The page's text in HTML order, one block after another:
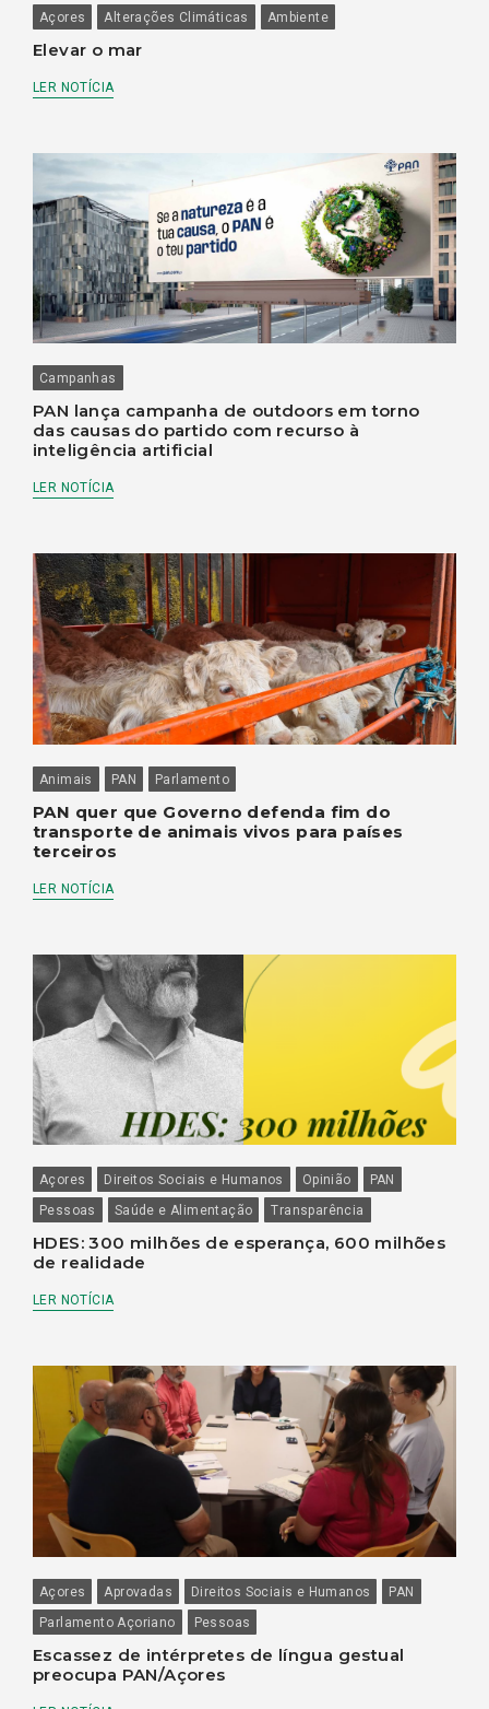
Açores Alterações Climáticas Ambiente
Elevar o mar
LER NOTÍCIA
Campanhas
PAN lança campanha de outdoors em torno
das causas do partido com recurso à
inteligência artificial
LER NOTÍCIA
Animais PAN Parlamento
PAN quer que Governo defenda fim do
transporte de animais vivos para países
terceiros
LER NOTÍCIA
Açores Direitos Sociais e Humanos Opinião
PAN
Pessoas
Saúde e Alimentação Transparência
HDES: 300 milhões de esperança, 600 milhões
de realidade
LER NOTÍCIA
Açores Aprovadas Direitos Sociais e Humanos
PAN
Parlamento Açoriano
Pessoas
Escassez de intérpretes de língua gestual
preocupa PAN/Açores